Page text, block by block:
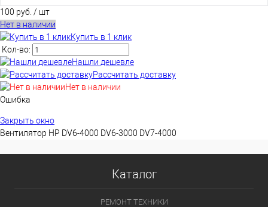
корзину
100 руб. / шт
Нет в наличии
Купить в 1 клик
Кол-во:
Нашли дешевле
Рассчитать доставку
Нет в наличии
Ошибка
Закрыть окно
Вентилятор HP DV6-4000 DV6-3000 DV7-4000
Каталог
РЕМОНТ ТЕХНИКИ